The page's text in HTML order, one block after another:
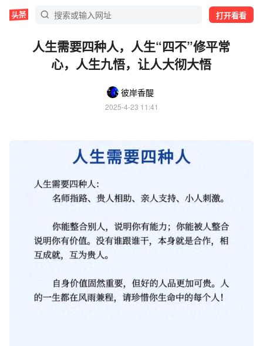
打开看看
人生需要四种人，人生“四不”修平常
心，人生九悟，让人大彻大悟
彼岸香醍
2025-4-23 11:41